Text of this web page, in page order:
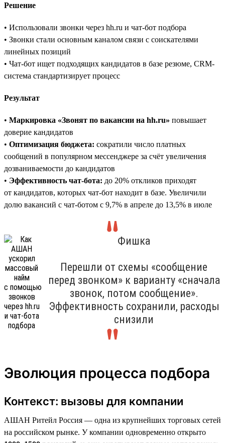
Решение
• Использовали звонки через hh.ru и чат-бот подбора
• Звонки стали основным каналом связи с соискателями
линейных позиций
• Чат-бот ищет подходящих кандидатов в базе резюме, CRM-
система стандартизирует процесс
Результат
• Маркировка «Звонят по вакансии на hh.ru» повышает
доверие кандидатов
• Оптимизация бюджета: сократили число платных
сообщений в популярном мессенджере за счёт увеличения
дозваниваемости до кандидатов
• Эффективность чат-бота: до 20% откликов приходят
от кандидатов, которых чат-бот находит в базе. Увеличили
долю вакансий с чат-ботом с 9,7% в апреле до 13,5% в июле
Фишка
Перешли от схемы «сообщение
перед звонком» к варианту «сначала
звонок, потом сообщение».
Эффективность сохранили, расходы
снизили
Эволюция процесса подбора
Контекст: вызовы для компании
АШАН Ритейл Россия — одна из крупнейших торговых сетей
на российском рынке. У компании одновременно открыто